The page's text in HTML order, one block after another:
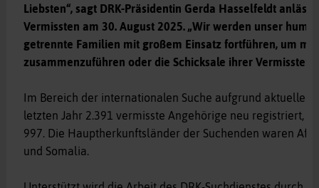
Liebsten“, sagt DRK-Präsidentin Gerda Hasselfeldt
Vermissten am 30. August 2025. „Wir werden unser
getrennte Familien mit großem Einsatz fortführen, um
zusammenzuführen oder die Schicksale ihrer Vermissten
Im Bereich der internationalen Suche aufgrund aktueller
letzten Jahr 2.391 vermisste Angehörige neu registriert,
997. Die Hauptherkunftsländer der Suchenden waren
und Somalia.